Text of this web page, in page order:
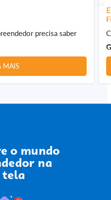
precisa saber
MAIS